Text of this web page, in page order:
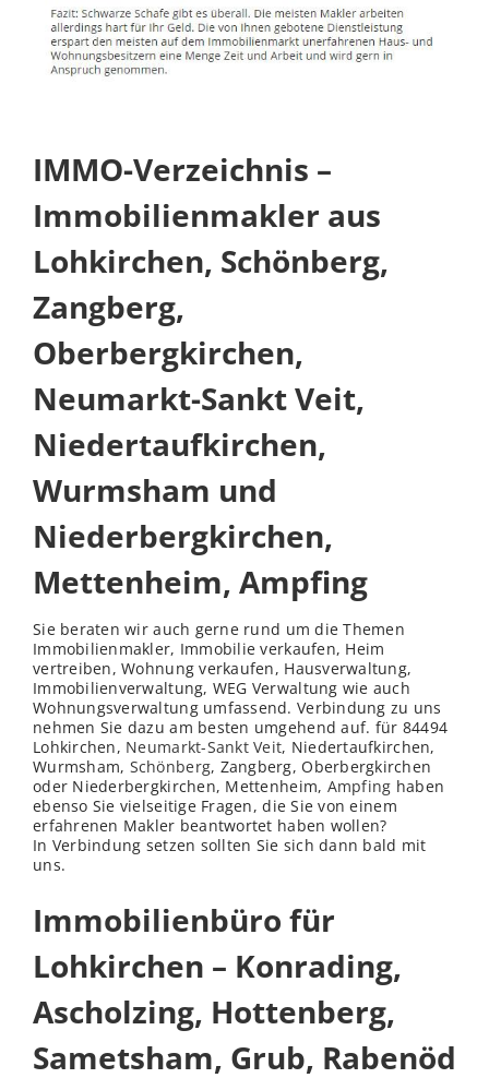
IMMO-Verzeichnis –
Immobilienmakler aus
Lohkirchen, Schönberg,
Zangberg,
Oberbergkirchen,
Neumarkt-Sankt Veit,
Niedertaufkirchen,
Wurmsham und
Niederbergkirchen,
Mettenheim, Ampfing
Sie beraten wir auch gerne rund um die Themen
Immobilienmakler, Immobilie verkaufen, Heim
vertreiben, Wohnung verkaufen, Hausverwaltung,
Immobilienverwaltung, WEG Verwaltung wie auch
Wohnungsverwaltung umfassend. Verbindung zu uns
nehmen Sie dazu am besten umgehend auf. für 84494
Lohkirchen, Neumarkt-Sankt Veit, Niedertaufkirchen,
Wurmsham, Schönberg, Zangberg, Oberbergkirchen
oder Niederbergkirchen, Mettenheim, Ampfing haben
ebenso Sie vielseitige Fragen, die Sie von einem
erfahrenen Makler beantwortet haben wollen?
In Verbindung setzen sollten Sie sich dann bald mit
uns.
Immobilienbüro für
Lohkirchen – Konrading,
Ascholzing, Hottenberg,
Sametsham, Grub, Rabenöd